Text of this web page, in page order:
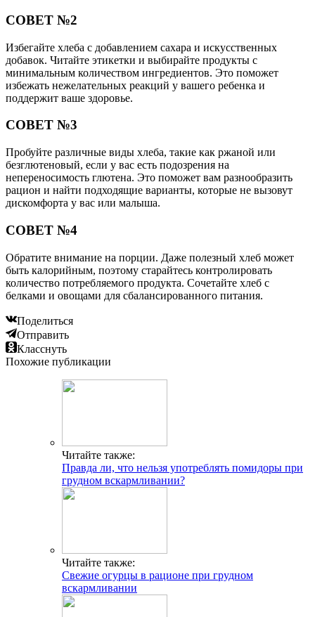
СОВЕТ №2
Избегайте хлеба с добавлением сахара и искусственных
добавок. Читайте этикетки и выбирайте продукты с
минимальным количеством ингредиентов. Это поможет
избежать нежелательных реакций у вашего ребенка и
поддержит ваше здоровье.
СОВЕТ №3
Пробуйте различные виды хлеба, такие как ржаной или
безглютеновый, если у вас есть подозрения на
непереносимость глютена. Это поможет вам разнообразить
рацион и найти подходящие варианты, которые не вызовут
дискомфорта у вас или малыша.
СОВЕТ №4
Обратите внимание на порции. Даже полезный хлеб может
быть калорийным, поэтому старайтесь контролировать
количество потребляемого продукта. Сочетайте хлеб с
белками и овощами для сбалансированного питания.
Поделиться
Отправить
Класснуть
Похожие публикации
Читайте также:
Правда ли, что нельзя употреблять помидоры при
грудном вскармливании?
Читайте также:
Свежие огурцы в рационе при грудном
вскармливании